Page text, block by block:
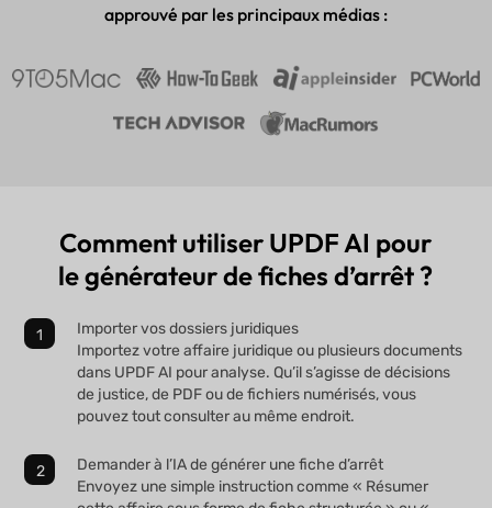
approuvé par les principaux médias :
Comment utiliser UPDF AI pour
le générateur de fiches d’arrêt ?
Importer vos dossiers juridiques
Importez votre affaire juridique ou plusieurs documents
dans UPDF AI pour analyse. Qu’il s’agisse de décisions
de justice, de PDF ou de fichiers numérisés, vous
pouvez tout consulter au même endroit.
Demander à l’IA de générer une fiche d’arrêt
Envoyez une simple instruction comme « Résumer